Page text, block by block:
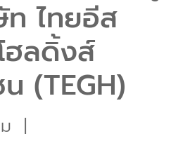
ไทยอีส
ฮลดิ้งส์
(TEGH)
|